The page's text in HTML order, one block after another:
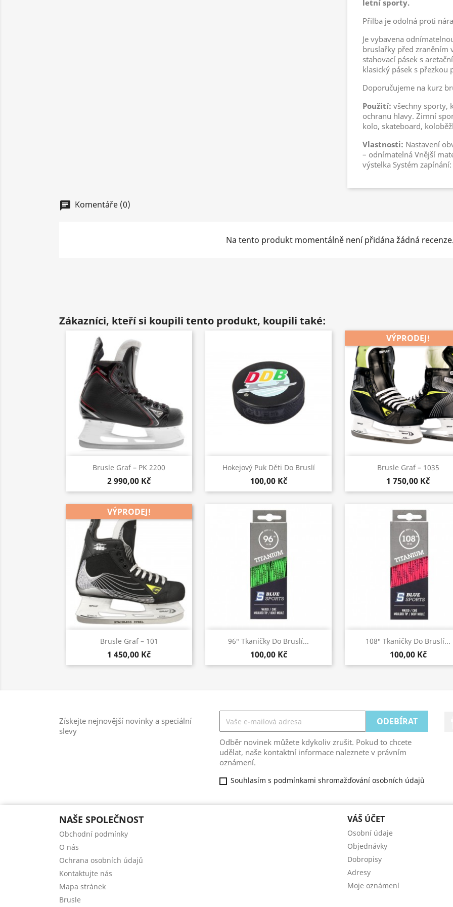
letní sporty.
Přilba je odolná proti
Je vybavena
bruslařky před zraněním
stahovací pásek s
klasický pásek s
Doporučujeme na kurz
Použití: všechny sporty,
ochranu hlavy. Zimní
kolo, skateboard,
Vlastnosti: Nastavení
– odnímatelná Vnější
výstelka Systém
chat Komentáře (0)
Na tento produkt momentálně není přidána žádná
Zákazníci, kteří si koupili tento produkt, koupili také:
Brusle Graf – PK 2200
2 990,00 Kč
Rychlý náhled Hokejový Puk Děti Do Bruslí
100,00 Kč
Rychlý náhled Brusle Graf – 1035
1 750,00 Kč
VÝPRODEJ!
Rychlý náhled
Brusle Graf – 101
1 450,00 Kč
VÝPRODEJ!
Rychlý náhled 96″ Tkaničky Do Bruslí...
100,00 Kč
Rychlý náhled 108″ Tkaničky Do Bruslí...
100,00 Kč
Rychlý náhled
Získejte nejnovější novinky a speciální
slevy
Odběr novinek můžete kdykoliv zrušit. Pokud to chcete
udělat, naše kontaktní informace naleznete v právním
oznámení.
Souhlasím s podmínkami shromažďování osobních údajů
NAŠE SPOLEČNOST
Obchodní podmínky
O nás
Ochrana osobních údajů
Kontaktujte nás
Mapa stránek
Brusle
VÁŠ ÚČET
Osobní údaje
Objednávky
Dobropisy
Adresy
Moje oznámení